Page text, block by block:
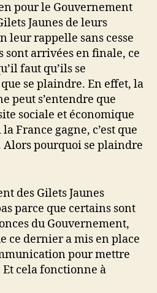
pour le Gouvernement
Jaunes de leurs
leur rappelle sans cesse
sont arrivées en finale, ce
faut qu’ils se
se plaindre. En effet, la
peut s’entendre que
sociale et économique
France gagne, c’est que
Alors pourquoi se plaindre
des Gilets Jaunes
parce que certains sont
du Gouvernement,
ce dernier a mis en place
pour mettre
cela fonctionne à